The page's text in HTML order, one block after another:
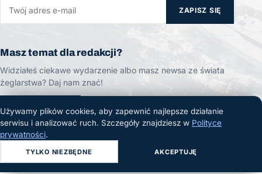
ZAPISZ SIĘ
Masz temat dla redakcji?
Widziałeś ciekawe wydarzenie albo masz newsa ze świata
żeglarstwa? Daj nam znać!
ZGŁOŚ TEMAT
© 2026 Żeglarski.info. Wszelkie prawa zastrzeżone.
Używamy plików cookies, aby zapewnić najlepsze działanie
serwisu i analizować ruch. Szczegóły znajdziesz w Polityce
prywatności.
TYLKO NIEZBĘDNE AKCEPTUJĘ